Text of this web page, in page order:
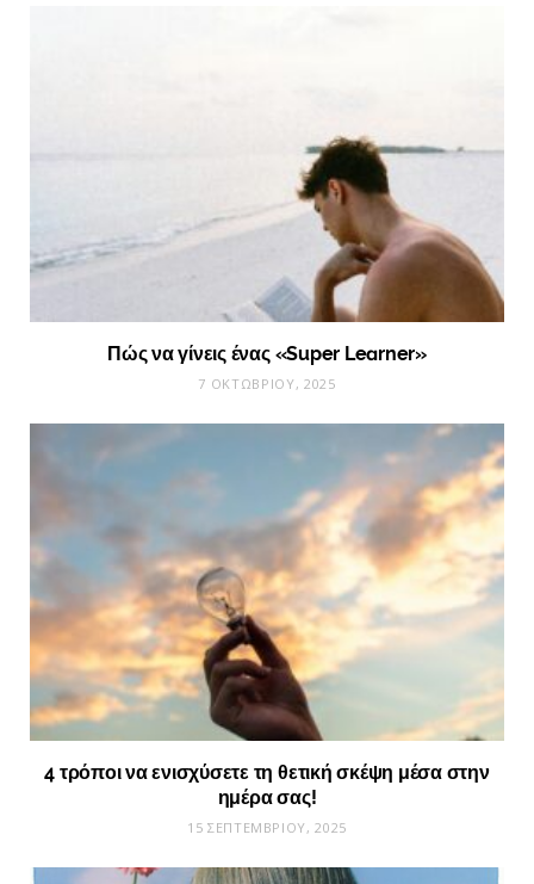
Πώς να γίνεις ένας «Super Learner»
7 ΟΚΤΩΒΡΊΟΥ, 2025
4 τρόποι να ενισχύσετε τη θετική σκέψη μέσα στην
ημέρα σας!
15 ΣΕΠΤΕΜΒΡΊΟΥ, 2025